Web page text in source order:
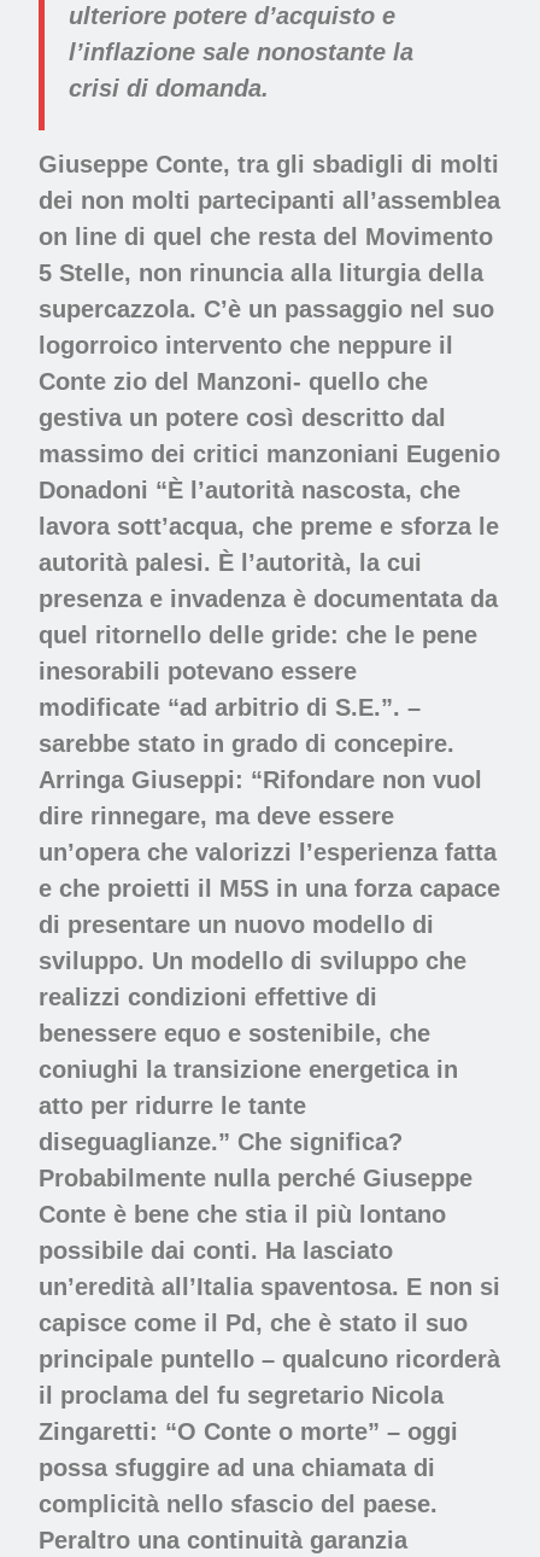
ulteriore potere d’acquisto e
l’inflazione sale nonostante la
crisi di domanda.
Giuseppe Conte, tra gli sbadigli di molti
dei non molti partecipanti all’assemblea
on line di quel che resta del Movimento
5 Stelle, non rinuncia alla liturgia della
supercazzola. C’è un passaggio nel suo
logorroico intervento che neppure il
Conte zio del Manzoni- quello che
gestiva un potere così descritto dal
massimo dei critici manzoniani Eugenio
Donadoni “È l’autorità nascosta, che
lavora sott’acqua, che preme e sforza le
autorità palesi. È l’autorità, la cui
presenza e invadenza è documentata da
quel ritornello delle gride: che le pene
inesorabili potevano essere
modificate “ad arbitrio di S.E.”. –
sarebbe stato in grado di concepire.
Arringa Giuseppi: “Rifondare non vuol
dire rinnegare, ma deve essere
un’opera che valorizzi l’esperienza fatta
e che proietti il M5S in una forza capace
di presentare un nuovo modello di
sviluppo. Un modello di sviluppo che
realizzi condizioni effettive di
benessere equo e sostenibile, che
coniughi la transizione energetica in
atto per ridurre le tante
diseguaglianze.” Che significa?
Probabilmente nulla perché Giuseppe
Conte è bene che stia il più lontano
possibile dai conti. Ha lasciato
un’eredità all’Italia spaventosa. E non si
capisce come il Pd, che è stato il suo
principale puntello – qualcuno ricorderà
il proclama del fu segretario Nicola
Zingaretti: “O Conte o morte” – oggi
possa sfuggire ad una chiamata di
complicità nello sfascio del paese.
Peraltro una continuità garanzia